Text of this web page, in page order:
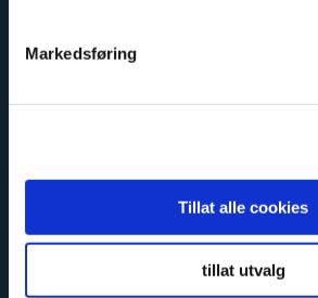
Markedsføring
Tillat alle cookies
tillat utvalg
Miljövänlig